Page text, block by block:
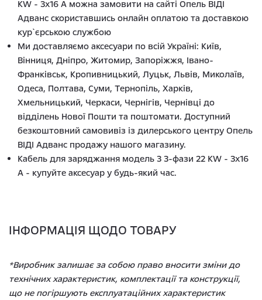
KW - 3x16 A можна замовити на сайті Опель ВІДІ
Адванс скориставшись онлайн оплатою та доставкою
кур`єрською службою
Ми доставляємо аксесуари по всій Україні: Київ,
Вінниця, Дніпро, Житомир, Запоріжжя, Івано-
Франківськ, Кропивницький, Луцьк, Львів, Миколаїв,
Одеса, Полтава, Суми, Тернопіль, Харків,
Хмельницький, Черкаси, Чернігів, Чернівці до
відділень Нової Пошти та поштомати. Доступний
безкоштовний самовивіз із дилерського центру Опель
ВІДІ Адванс продажу нашого магазину.
Кабель для заряджання модель 3 3-фази 22 KW - 3x16
A - купуйте аксесуар у будь-який час.
ІНФОРМАЦІЯ ЩОДО ТОВАРУ
*Виробник залишає за собою право вносити зміни до
технічних характеристик, комплектації та конструкції,
що не погіршують експлуатаційних характеристик